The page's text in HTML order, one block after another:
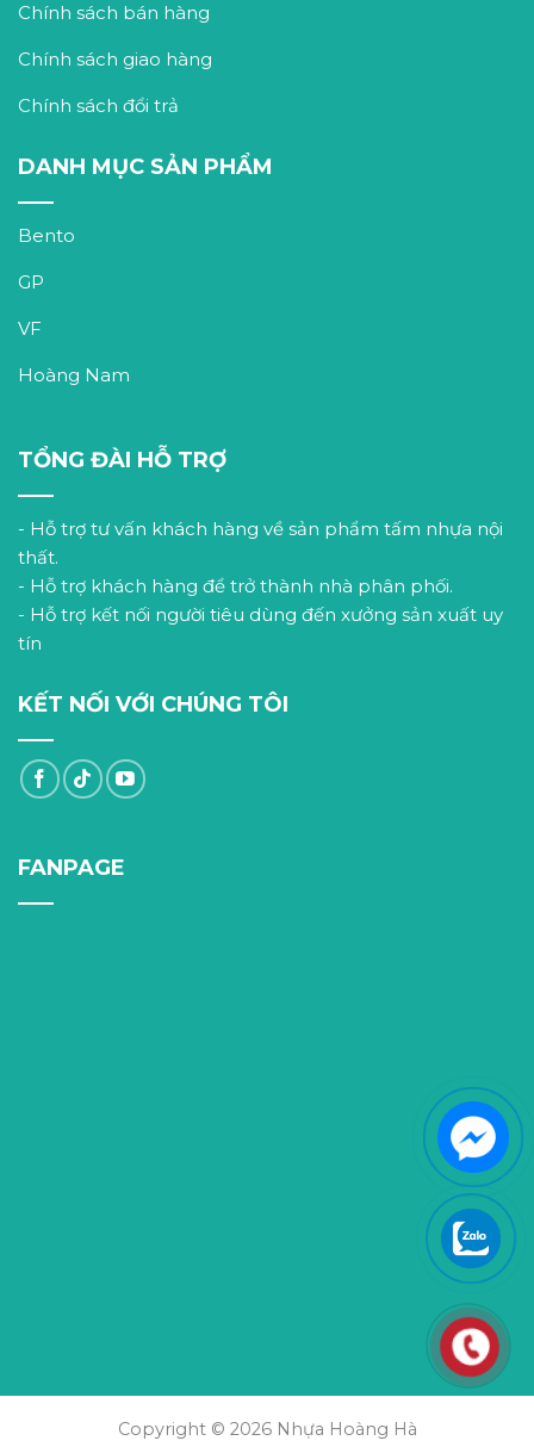
Chính sách bán hàng
Chính sách giao hàng
Chính sách đổi trả
DANH MỤC SẢN PHẨM
Bento
GP
VF
Hoàng Nam
TỔNG ĐÀI HỖ TRỢ
- Hỗ trợ tư vấn khách hàng về sản phẩm tấm nhựa nội
thất.
- Hỗ trợ khách hàng để trở thành nhà phân phối.
- Hỗ trợ kết nối người tiêu dùng đến xưởng sản xuất uy
tín
KẾT NỐI VỚI CHÚNG TÔI
FANPAGE
Copyright © 2026 Nhựa Hoàng Hà